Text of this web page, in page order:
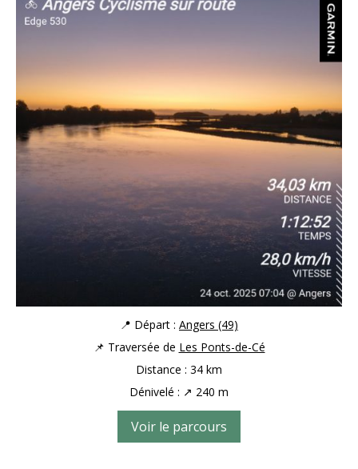
📍 Départ : Angers (49)
📌 Traversée de Les Ponts-de-Cé
Distance : 34 km
Dénivelé : ↗ 240 m
Voir le parcours